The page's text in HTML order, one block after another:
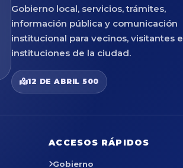
Gobierno local, servicios, trámites,
información pública y comunicación
institucional para vecinos, visitantes e
instituciones de la ciudad.
12 DE ABRIL 500
ACCESOS RÁPIDOS
Gobierno